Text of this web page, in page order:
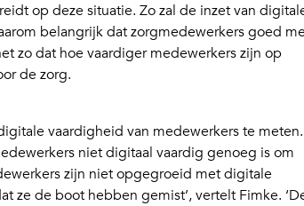
op deze situatie. Zo zal de inzet van
belangrijk dat zorgmedewerkers goed
zo dat hoe vaardiger medewerkers zijn op
de zorg.
vaardigheid van medewerkers te meten.
niet digitaal vaardig genoeg is om
zijn niet opgegroeid met digitale
ze de boot hebben gemist’, vertelt Fimke.